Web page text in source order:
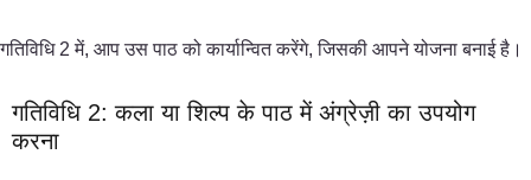
गतिविधि 2 में, आप उस पाठ को कार्यान्वित करेंगे, जिसकी आपने योजना बनाई है।
गतिविधि 2: कला या शिल्प के पाठ में अंग्रेज़ी का उपयोग
करना